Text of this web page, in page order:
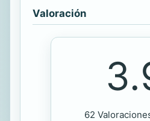
Valoración
62